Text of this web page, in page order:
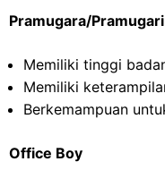
Pramugara/
Memiliki tinggi
Memiliki
Berkemampuan
Office Boy